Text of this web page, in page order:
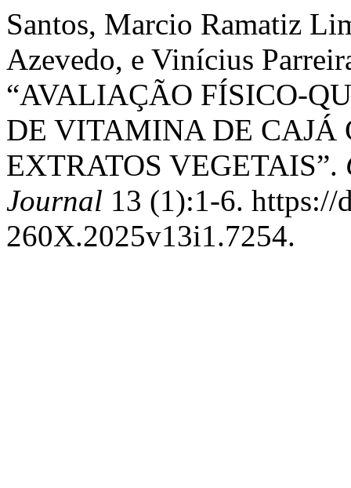
Santos, Marcio Ramatiz
Azevedo, e Vinícius
“AVALIAÇÃO FÍSICO-
DE VITAMINA DE CAJÁ
EXTRATOS VEGETAIS”.
Journal 13 (1):1-6. https://
260X.2025v13i1.7254.